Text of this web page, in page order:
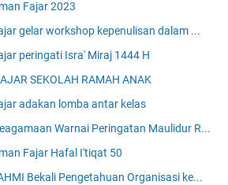
Fajar 2023
gelar workshop kepenulisan dalam ...
peringati Isra' Miraj 1444 H
SEKOLAH RAMAH ANAK
adakan lomba antar kelas
Warnai Peringatan Maulidur R...
Fajar Hafal I'tiqat 50
Bekali Pengetahuan Organisasi ke...